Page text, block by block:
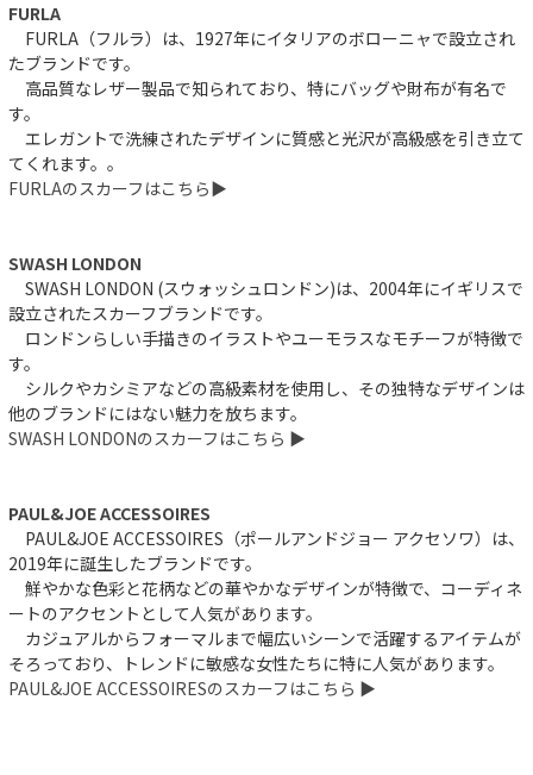
FURLA
FURLA（フルラ）は、1927年にイタリアのボローニャで設立され
たブランドです。
高品質なレザー製品で知られており、特にバッグや財布が有名で
す。
エレガントで洗練されたデザインに質感と光沢が高級感を引き立て
てくれます。。
FURLAのスカーフはこちら▶︎
SWASH LONDON
SWASH LONDON (スウォッシュロンドン)は、2004年にイギリスで
設立されたスカーフブランドです。
ロンドンらしい手描きのイラストやユーモラスなモチーフが特徴で
す。
シルクやカシミアなどの高級素材を使用し、その独特なデザインは
他のブランドにはない魅力を放ちます。
SWASH LONDONのスカーフはこちら ▶︎
PAUL&JOE ACCESSOIRES
PAUL&JOE ACCESSOIRES（ポールアンドジョー アクセソワ）は、
2019年に誕生したブランドです。
鮮やかな色彩と花柄などの華やかなデザインが特徴で、コーディネ
ートのアクセントとして人気があります。
カジュアルからフォーマルまで幅広いシーンで活躍するアイテムが
そろっており、トレンドに敏感な女性たちに特に人気があります。
PAUL&JOE ACCESSOIRESのスカーフはこちら ▶︎